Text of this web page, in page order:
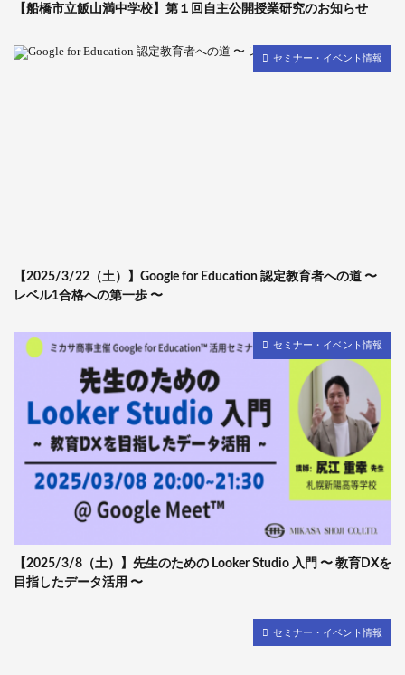
【船橋市立飯山満中学校】第１回自主公開授業研究のお知らせ
セミナー・イベント情報
【2025/3/22（土）】Google for Education 認定教育者への道 〜
レベル1合格への第一歩 〜
セミナー・イベント情報
【2025/3/8（土）】先生のための Looker Studio 入門 〜 教育DXを
目指したデータ活用 〜
セミナー・イベント情報